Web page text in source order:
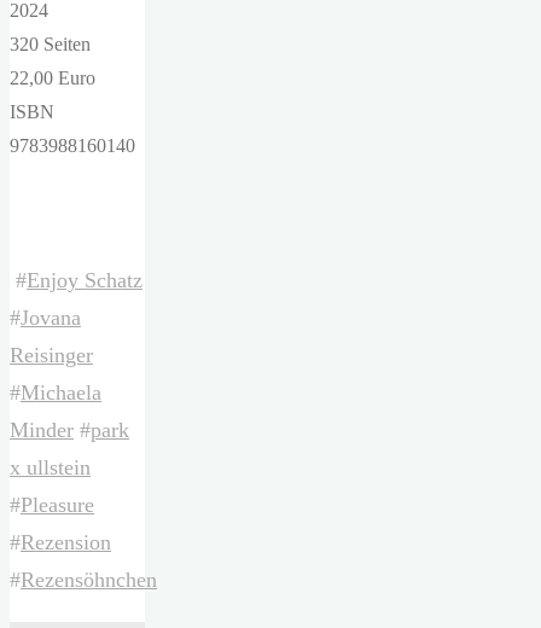
2024
320 Seiten
22,00 Euro
ISBN
9783988160140
#Enjoy Schatz
#Jovana
Reisinger
#Michaela
Minder #park
x ullstein
#Pleasure
#Rezension
#Rezensöhnchen